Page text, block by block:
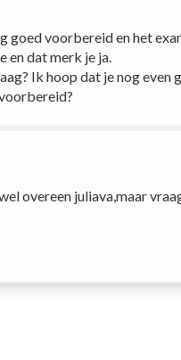
goed voorbereid en het
en dat merk je ja.
Ik hoop dat je nog
overeen juliava,maar